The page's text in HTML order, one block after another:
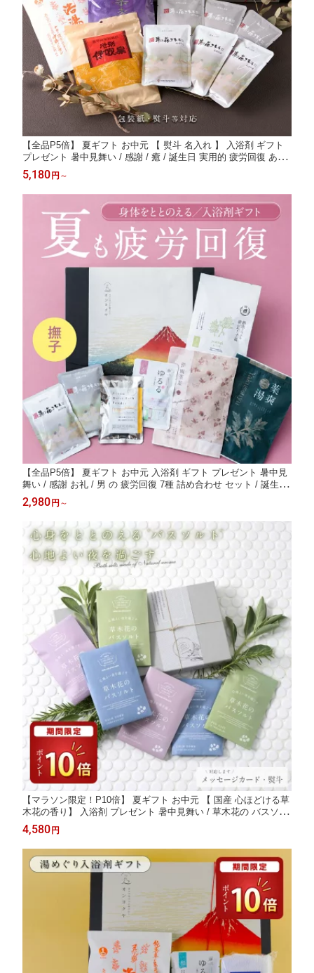
【全品P5倍】 夏ギフト お中元 【 熨斗 名入れ 】 入浴剤 ギフト
プレゼント 暑中見舞い / 感謝 / 癒 / 誕生日 実用的 疲労回復 あり
がとうギフト 薬草湯 温泉の素 たっぷり 詰め合わせ / 退職 結婚
健康 女性 男性 高級 腰痛 個包装 父 母 睡眠 選べる タオルセット
5,180 円 ～
【全品P5倍】 夏ギフト お中元 入浴剤 ギフト プレゼント 暑中見
舞い / 感謝 お礼 / 男 の 疲労回復 7種 詰め合わせ セット / 誕生日
温泉 疲労回復 ありがとうギフト 薬草湯 薬湯 温泉の素 硫黄 温泉
にごり湯 健康 グッズ 腰痛 ハーブ 生薬 湯の花 内祝い
2,980 円 ～
【マラソン限定！P10倍】 夏ギフト お中元 【 国産 心ほどける草
木花の香り】 入浴剤 プレゼント 暑中見舞い / 草木花の バスソル
ト プレミアム ハーブ ギフト 6袋 / 誕生日 天然 アロマ 汗 お礼 無
添加 塩化 マグネシウム 美白 高級 リラックス 女性 お洒落 浄化
可愛い
4,580 円